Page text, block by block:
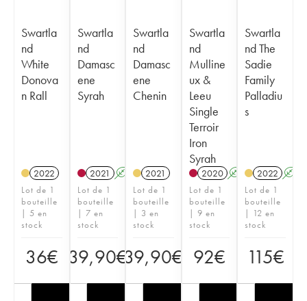
Swartla
nd
White
Donova
n Rall
2022
Lot de 1
bouteille
| 5 en
stock
36€
Swartla
nd
Damasc
ene
Syrah
2021 A
Lot de 1
bouteille
| 7 en
stock
39,90€
Swartla
nd
Damasc
ene
Chenin
2021
Lot de 1
bouteille
| 3 en
stock
39,90€
Swartla
nd
Mulline
ux &
Leeu
Single
Terroir
Iron
Syrah
2020 A
Lot de 1
bouteille
| 9 en
stock
92€
Swartla
nd The
Sadie
Family
Palladiu
s
2022 A
Lot de 1
bouteille
| 12 en
stock
115€